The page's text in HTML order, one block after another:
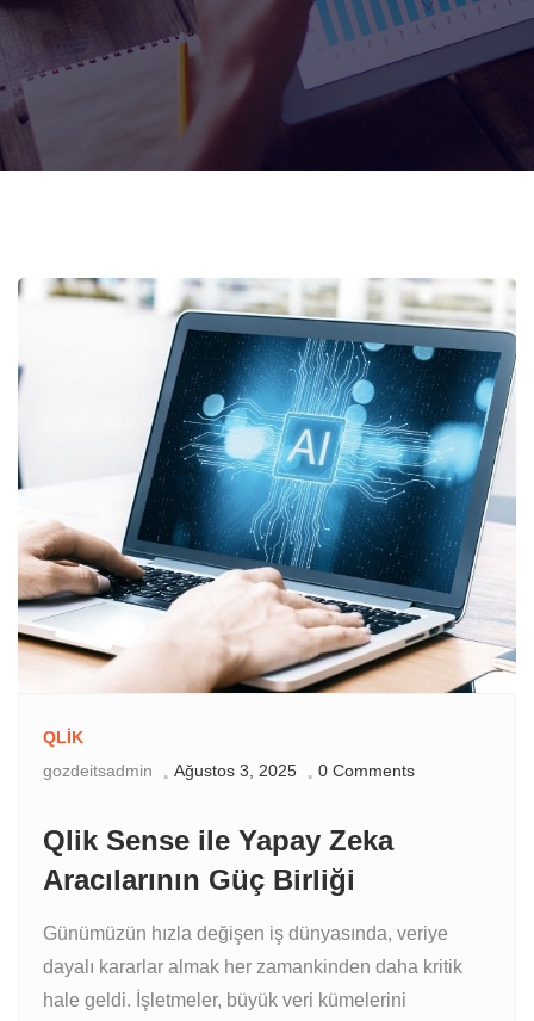
QLIK
gozdeitsadmin
Ağustos 3, 2025 0 Comments
Qlik Sense ile Yapay Zeka
Aracılarının Güç Birliği
Günümüzün hızla değişen iş dünyasında, veriye
dayalı kararlar almak her zamankinden daha kritik
hale geldi. İşletmeler, büyük veri kümelerini